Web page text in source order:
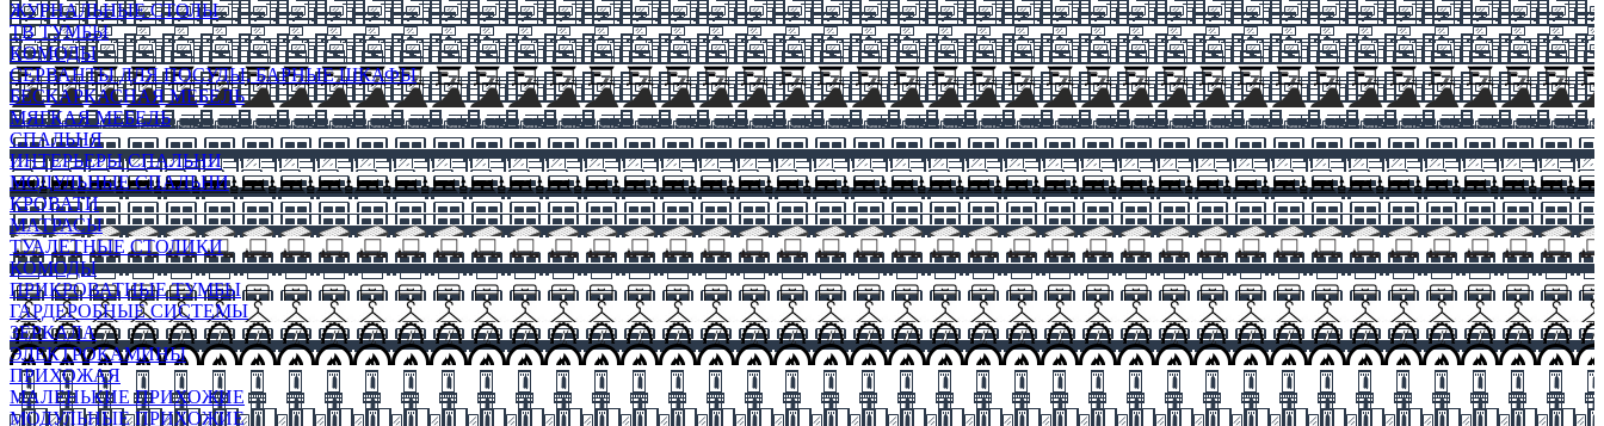
ЖУРНАЛЬНЫЕ СТОЛЫ
ТВ ТУМБЫ
КОМОДЫ
СЕРВАНТЫ ДЛЯ ПОСУДЫ, БАРНЫЕ ШКАФЫ
БЕСКАРКАСНАЯ МЕБЕЛЬ
МЯГКАЯ МЕБЕЛЬ
СПАЛЬНЯ
ИНТЕРЬЕРЫ СПАЛЬНИ
МОДУЛЬНЫЕ СПАЛЬНИ
КРОВАТИ
МАТРАСЫ
ТУАЛЕТНЫЕ СТОЛИКИ
КОМОДЫ
ПРИКРОВАТНЫЕ ТУМБЫ
ГАРДЕРОБНЫЕ СИСТЕМЫ
ЗЕРКАЛА
ЭЛЕКТРОКАМИНЫ
ПРИХОЖАЯ
МАЛЕНЬКИЕ ПРИХОЖИЕ
МОДУЛЬНЫЕ ПРИХОЖИЕ